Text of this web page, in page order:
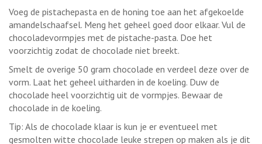
Voeg de pistachepasta en de honing toe aan het afgekoelde
amandelschaafsel. Meng het geheel goed door elkaar. Vul de
chocoladevormpjes met de pistache-pasta. Doe het
voorzichtig zodat de chocolade niet breekt.
Smelt de overige 50 gram chocolade en verdeel deze over de
vorm. Laat het geheel uitharden in de koeling. Duw de
chocolade heel voorzichtig uit de vormpjes. Bewaar de
chocolade in de koeling.
Tip: Als de chocolade klaar is kun je er eventueel met
gesmolten witte chocolade leuke strepen op maken als je dit